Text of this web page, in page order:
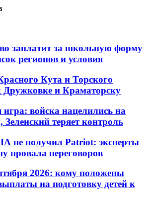
заплатит за школьную форму
регионов и условия
Кута и Торского
Дружковке и Краматорску
игра: войска нацелились на
теряет контроль
не получил Patriot: эксперты
провала переговоров
2026: кому положены
на подготовку детей к